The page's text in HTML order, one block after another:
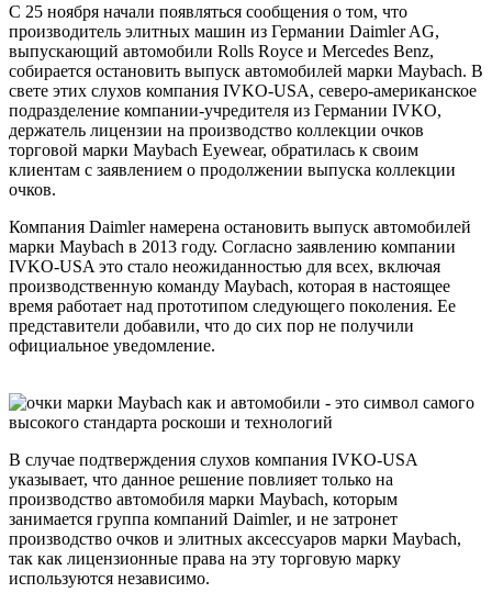
С 25 ноября начали появляться сообщения о том, что
производитель элитных машин из Германии Daimler AG,
выпускающий автомобили Rolls Royce и Mercedes Benz,
собирается остановить выпуск автомобилей марки Maybach. В
свете этих слухов компания IVKO-USA, северо-американское
подразделение компании-учредителя из Германии IVKO,
держатель лицензии на производство коллекции очков
торговой марки Maybach Eyewear, обратилась к своим
клиентам с заявлением о продолжении выпуска коллекции
очков.
Компания Daimler намерена остановить выпуск автомобилей
марки Maybach в 2013 году. Согласно заявлению компании
IVKО-USA это стало неожиданностью для всех, включая
производственную команду Maybach, которая в настоящее
время работает над прототипом следующего поколения. Ее
представители добавили, что до сих пор не получили
официальное уведомление.
В случае подтверждения слухов компания IVKO-USA
указывает, что данное решение повлияет только на
производство автомобиля марки Maybach, которым
занимается группа компаний Daimler, и не затронет
производство очков и элитных аксессуаров марки Maybach,
так как лицензионные права на эту торговую марку
используются независимо.